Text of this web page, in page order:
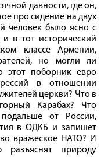
давности, где он,
про сидение на двух
человек было ясно с
и в тот исторический
классе Армении,
но могли ли
этот поборник евро
в отношении
церкви? Что в
Карабах? Что
от России,
в ОДКБ и запишет
вражеское НАТО? И
разъяснят природу